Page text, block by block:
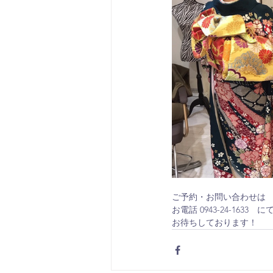
ご予約・お問い合わせは
お電話 0943-24-1633　に
お待ちしております！